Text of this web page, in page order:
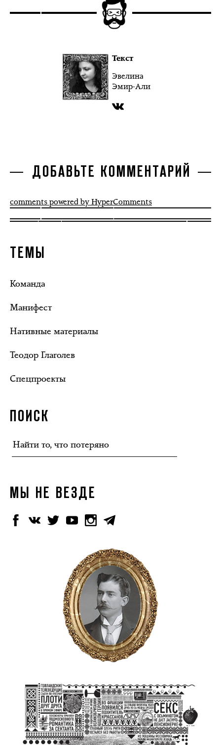
Текст
Эвелина
Эмир-Али
ДОБАВЬТЕ КОММЕНТАРИЙ
comments powered by HyperComments
ТЕМЫ
Команда
Манифест
Нативные материалы
Теодор Глаголев
Спецпроекты
ПОИСК
МЫ НЕ ВЕЗДЕ